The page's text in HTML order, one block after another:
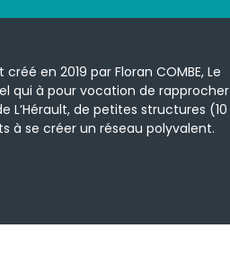
en 2019 par Floran COMBE, Le
qui à pour vocation de rapprocher
L’Hérault, de petites structures (10
à se créer un réseau polyvalent.